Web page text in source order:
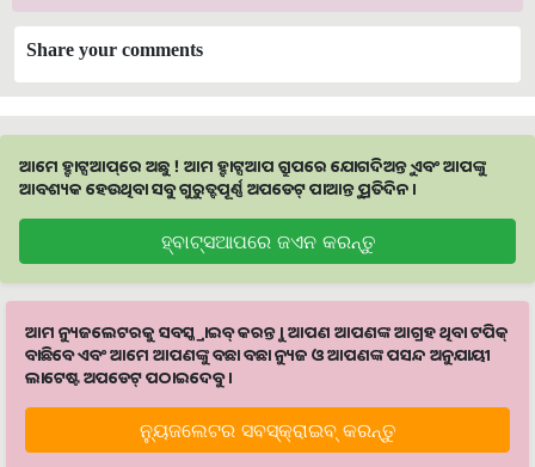
Share your comments
ଆମେ ହ୍ବାଟ୍ସଆପ୍‌ରେ ଅଛୁ ! ଆମ ହ୍ବାଟ୍ସଆପ ଗ୍ରୁପରେ ଯୋଗଦିଅନ୍ତୁ ଏବଂ ଆପଙ୍କୁ
ଆବଶ୍ୟକ ହେଉଥିବା ସବୁ ଗୁରୁତ୍ବପୂର୍ଣ୍ଣ ଅପଡେଟ୍‌ ପାଆନ୍ତୁ ପ୍ରତିଦିନ ।
ହ୍ବାଟ୍ସଆପରେ ଜଏନ କରନ୍ତୁ
ଆମ ନ୍ୟୁଜଲେଟରକୁ ସବସ୍କ୍ରାଇବ୍ କରନ୍ତୁ । ଆପଣ ଆପଣଙ୍କ ଆଗ୍ରହ ଥିବା ଟପିକ୍‌
ବାଛିବେ ଏବଂ ଆମେ ଆପଣଙ୍କୁ ବଛା ବଛା ନ୍ୟୁଜ ଓ ଆପଣଙ୍କ ପସନ୍ଦ ଅନୁଯାୟୀ
ଲାଟେଷ୍ଟ ଅପଡେଟ୍‌ ପଠାଇଦେବୁ ।
ନ୍ୟୁଜଲେଟର ସବସ୍କ୍ରାଇବ୍‌ କରନ୍ତୁ